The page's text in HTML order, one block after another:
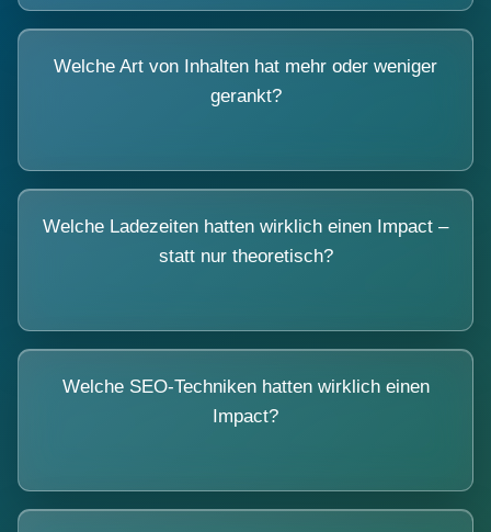
Welche Art von Inhalten hat mehr oder weniger
gerankt?
Welche Ladezeiten hatten wirklich einen Impact –
statt nur theoretisch?
Welche SEO-Techniken hatten wirklich einen
Impact?